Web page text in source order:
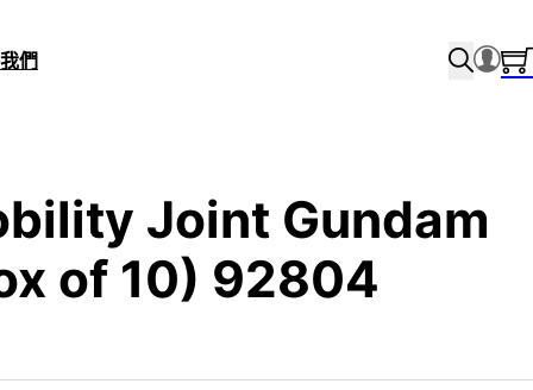
們
Joint Gundam
of 10) 92804